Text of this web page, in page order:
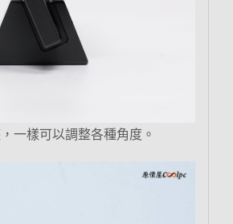
一樣可以調整各種角度。